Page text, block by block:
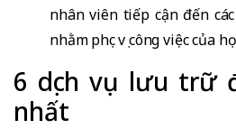
nhân viên tiếp cận đến
nhằm phục vụ công việc của
6 dịch vụ lưu trữ
nhất